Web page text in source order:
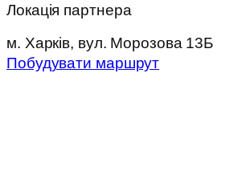
Локація партнера
м. Харків, вул. Морозова 13Б
Побудувати маршрут